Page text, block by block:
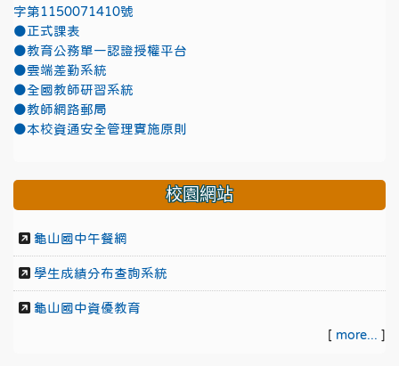
字第1150071410號
●正式課表
●教育公務單一認證授權平台
●雲端差勤系統
●全國教師研習系統
●教師網路郵局
●本校資通安全管理實施原則
校園網站
龜山國中午餐網
學生成績分布查詢系統
龜山國中資優教育
[ more... ]